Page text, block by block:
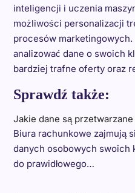
inteligencji i uczenia
możliwości personalizacji
procesów marketingowych.
analizować dane o swoich
bardziej trafne oferty oraz
Sprawdź także:
Jakie dane są
Biura rachunkowe zajmują
danych osobowych swoich
do prawidłowego…